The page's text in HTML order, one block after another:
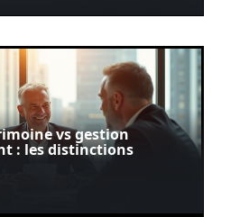
vs gestion
: les distinctions